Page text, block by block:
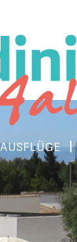
AUSFLÜGE